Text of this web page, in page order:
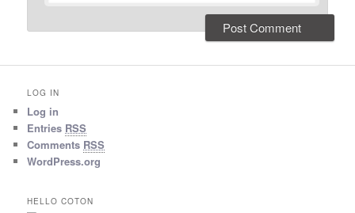
LOG IN
Log in
Entries RSS
Comments RSS
WordPress.org
HELLO COTON